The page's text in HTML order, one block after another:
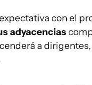
con el
adyacencias
a